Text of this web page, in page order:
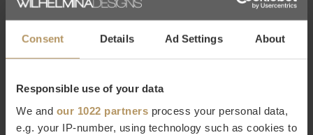
Consent Details Ad Settings About
Responsible use of your data
We and our 1022 partners process your personal data,
e.g. your IP-number, using technology such as cookies to